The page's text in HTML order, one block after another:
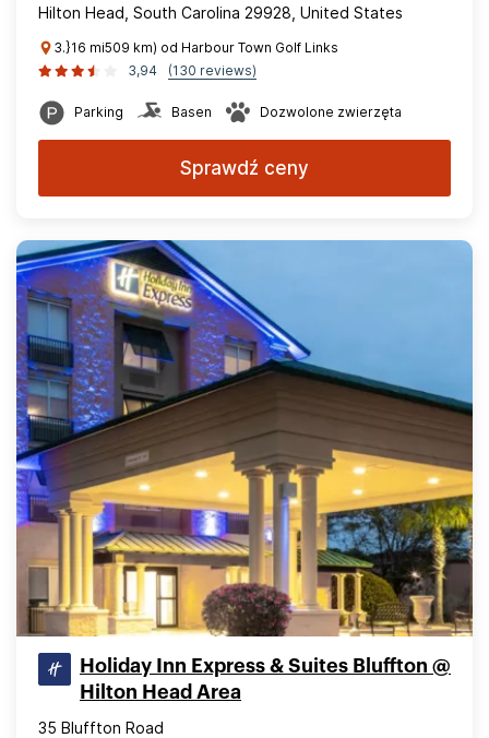
Hilton Head, South Carolina 29928, United States
3.}16 mi509 km) od Harbour Town Golf Links
3,94
(130 reviews)
Parking Basen Dozwolone zwierzęta
Sprawdź ceny
Holiday Inn Express & Suites Bluffton @
Hilton Head Area
35 Bluffton Road